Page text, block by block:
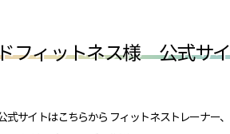
フィットネス様 公式サ
式サイトはこちらから フィットネストレーナー